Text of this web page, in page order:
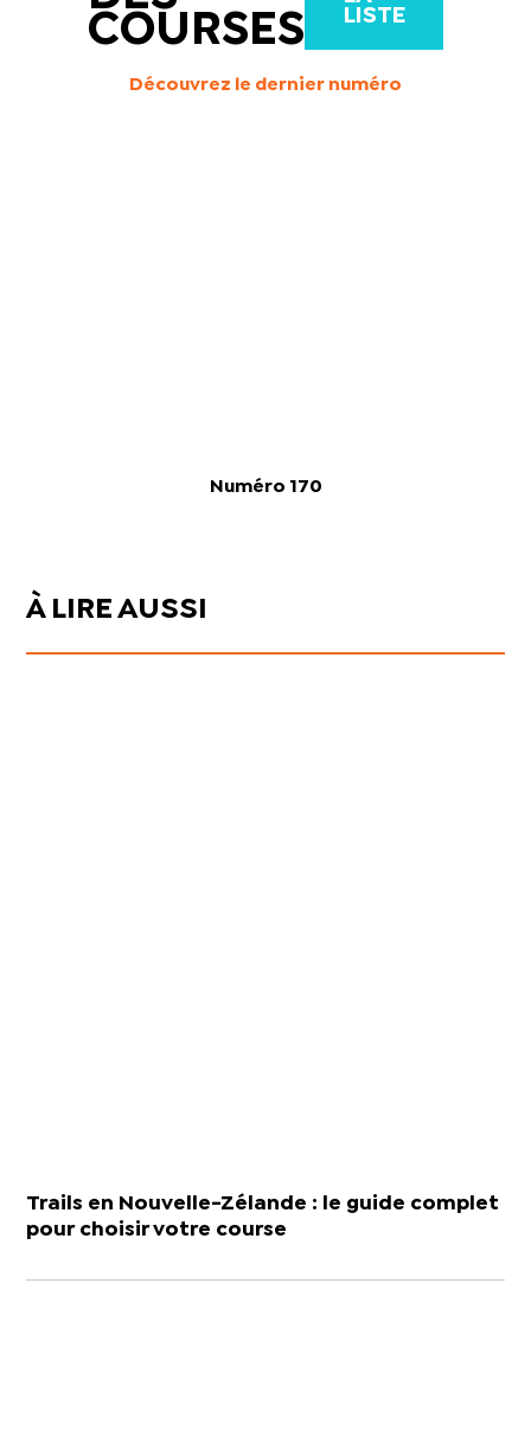
COURSES
LISTE
Découvrez le dernier numéro
Numéro 170
À LIRE AUSSI
Trails en Nouvelle-Zélande : le guide complet
pour choisir votre course